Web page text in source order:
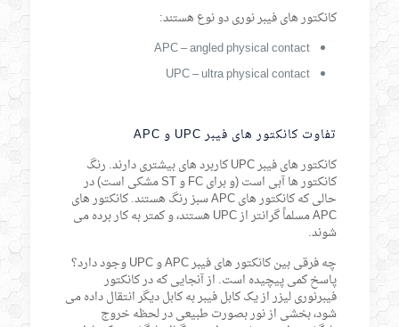
کانکتور های فیبر نوری دو نوع هستند:
APC – angled physical contact
UPC – ultra physical contact
تفاوت کانکتور های فیبر UPC و APC
کانکتور های فیبر UPC کاربرد های بیشتری دارند. رنگ
کانکتور ها آبی است (و برای FC و ST مشکی است) در
حالی که کانکتور های APC سبز رنگ هستند. کانکتور های
APC مسلماً گرانتر از UPC هستند، و کمتر به کار برده می
شوند.
چه فرقی بین کانکتور های فیبر APC و UPC وجود دارد؟
پاسخ کمی پیچیده است. از آنجایی که در کانکتور
فیبرنوری لیزر از یک کابل فیبر به کابل دیگر انتقال داده می
شود، بخشی از نور بصورت طبیعی در لحظه خروج